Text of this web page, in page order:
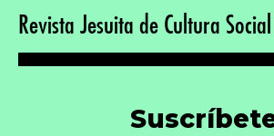
Revista Jesuita de Cultura Social